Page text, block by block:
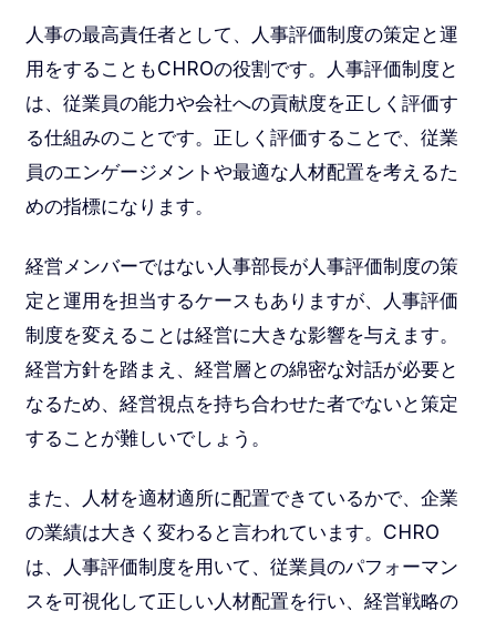
人事の最高責任者として、人事評価制度の策定と運
用をすることもCHROの役割です。人事評価制度と
は、従業員の能力や会社への貢献度を正しく評価す
る仕組みのことです。正しく評価することで、従業
員のエンゲージメントや最適な人材配置を考えるた
めの指標になります。
経営メンバーではない人事部長が人事評価制度の策
定と運用を担当するケースもありますが、人事評価
制度を変えることは経営に大きな影響を与えます。
経営方針を踏まえ、経営層との綿密な対話が必要と
なるため、経営視点を持ち合わせた者でないと策定
することが難しいでしょう。
また、人材を適材適所に配置できているかで、企業
の業績は大きく変わると言われています。CHRO
は、人事評価制度を用いて、従業員のパフォーマン
スを可視化して正しい人材配置を行い、経営戦略の